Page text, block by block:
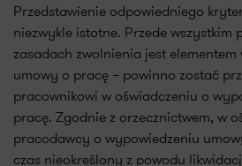
Przedstawienie odpowiedniego
niezwykle istotne. Przede
zasadach zwolnienia jest
umowy o pracę – powinno zostać
pracownikowi w oświadczeniu o
pracę. Zgodnie z orzecznictwem, w
pracodawcy o wypowiedzeniu
czas nieokreślony z powodu